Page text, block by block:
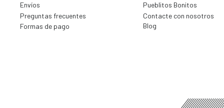
Envíos
Preguntas frecuentes
Formas de pago
Pueblitos Bonitos
Contacte con nosotros
Blog